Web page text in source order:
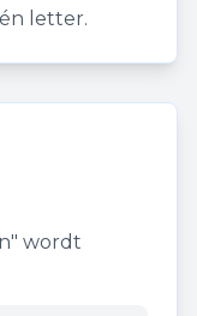
letter.
" wordt